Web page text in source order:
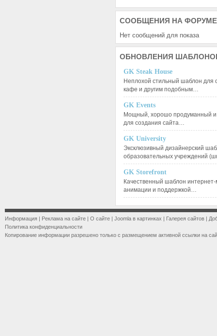
СООБЩЕНИЯ НА ФОРУМЕ
Нет сообщений для показа
ОБНОВЛЕНИЯ
GK Steak House
Неплохой стильный шаблон для
кафе и другим подобным…
GK Events
Мощный, хорошо продуманный и
для создания сайта…
GK University
Эксклюзивный дизайнерский
образовательных учреждений
GK Storefront
Качественный шаблон
анимации и поддержкой…
Информация | Реклама на сайте | О сайте | Joomla в картинках | Галерея сайтов |
Политика конфиденциальности
Копирование информации разрешено только с размещением активной ссылки на